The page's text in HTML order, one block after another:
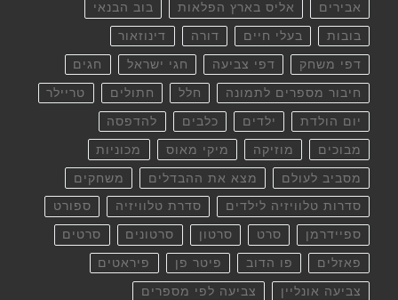
אבירים אליס בארץ הפלאות בוב הבנאי
בובות בעלי חיים דורה דינוזאור
דפי משחק דפי צביעה חגי ישראל חגים
חיבור מספרים לתמונה חלל חתולים טריילר
יום הולדת ילדים כלבים להדפסה
מבוכים מוזיקה מיקי מאוס מכוניות
מסביב לעולם מצא את ההבדלים משחקים
סדרות טלוויזיה לילדים סדרת טלוויזיה ספורט
ספיידרמן סרט סרטון סרטונים סרטים
פאזלים פו הדוב פיטר פן פיראטים
צביעה אונליין צביעה לפי מספרים